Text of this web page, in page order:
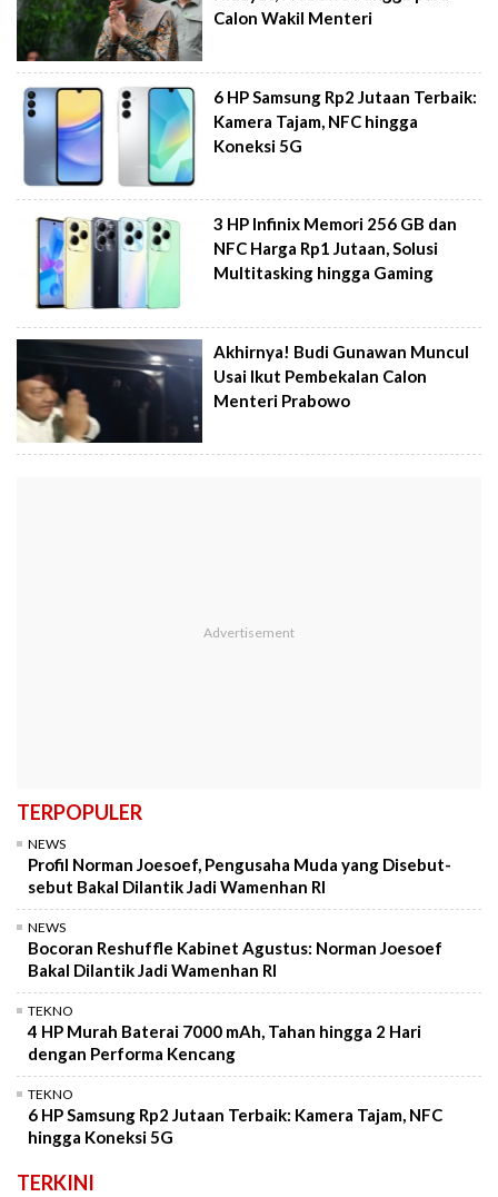
Calon Wakil Menteri
6 HP Samsung Rp2 Jutaan Terbaik:
Kamera Tajam, NFC hingga
Koneksi 5G
3 HP Infinix Memori 256 GB dan
NFC Harga Rp1 Jutaan, Solusi
Multitasking hingga Gaming
Akhirnya! Budi Gunawan Muncul
Usai Ikut Pembekalan Calon
Menteri Prabowo
TERPOPULER
NEWS
Profil Norman Joesoef, Pengusaha Muda yang Disebut-
sebut Bakal Dilantik Jadi Wamenhan RI
NEWS
Bocoran Reshuffle Kabinet Agustus: Norman Joesoef
Bakal Dilantik Jadi Wamenhan RI
TEKNO
4 HP Murah Baterai 7000 mAh, Tahan hingga 2 Hari
dengan Performa Kencang
TEKNO
6 HP Samsung Rp2 Jutaan Terbaik: Kamera Tajam, NFC
hingga Koneksi 5G
TERKINI